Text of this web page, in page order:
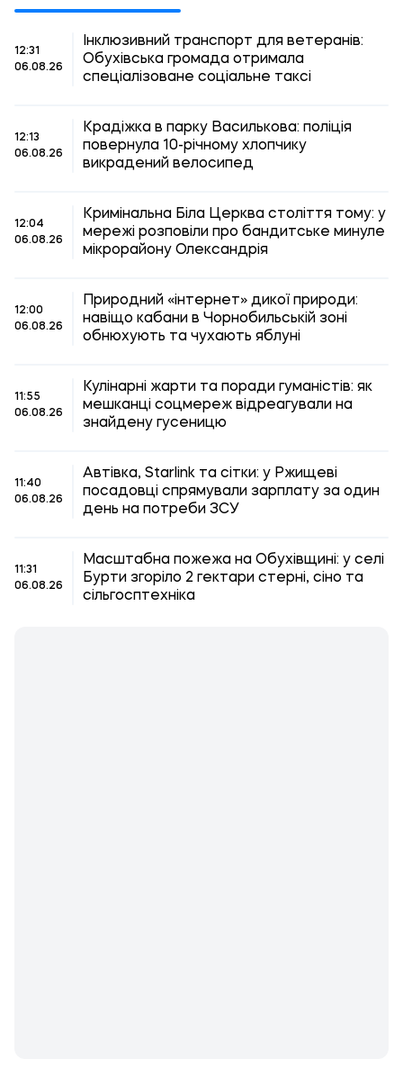
12:31
06.08.26
Інклюзивний транспорт для ветеранів:
Обухівська громада отримала
спеціалізоване соціальне таксі
12:13
06.08.26
Крадіжка в парку Василькова: поліція
повернула 10-річному хлопчику
викрадений велосипед
12:04
06.08.26
Кримінальна Біла Церква століття тому: у
мережі розповіли про бандитське минуле
мікрорайону Олександрія
12:00
06.08.26
Природний «інтернет» дикої природи:
навіщо кабани в Чорнобильській зоні
обнюхують та чухають яблуні
11:55
06.08.26
Кулінарні жарти та поради гуманістів: як
мешканці соцмереж відреагували на
знайдену гусеницю
11:40
06.08.26
Автівка, Starlink та сітки: у Ржищеві
посадовці спрямували зарплату за один
день на потреби ЗСУ
11:31
06.08.26
Масштабна пожежа на Обухівщині: у селі
Бурти згоріло 2 гектари стерні, сіно та
сільгосптехніка